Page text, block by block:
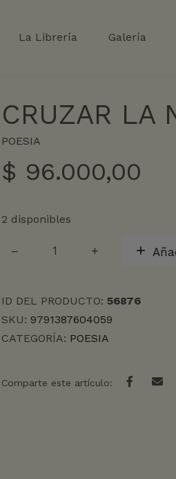
La Librería Galería
CRUZAR LA
POESIA
$ 96.000,00
2 disponibles
LA
ID DEL PRODUCTO: 56876
SKU: 9791387604059
CATEGORÍA: POESIA
Comparte este artículo: